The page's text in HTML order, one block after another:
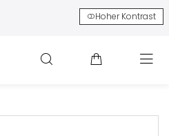
Hoher Kontrast